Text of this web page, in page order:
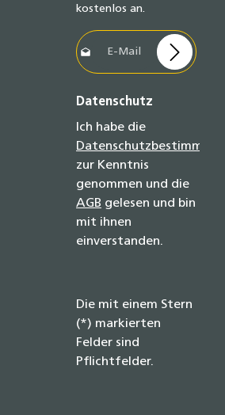
kostenlos an.
E-Mail-Adresse*
Datenschutz
Ich habe die
zur Kenntnis
genommen und die
AGB gelesen und bin
mit ihnen
einverstanden.
Die mit einem Stern
(*) markierten
Felder sind
Pflichtfelder.